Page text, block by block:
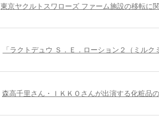
東京ヤクルトスワローズ ファーム施設の移転に
「ラクトデュウ Ｓ．Ｅ．ローション２（ミル
森高千里さん・ＩＫＫＯさんが出演する化粧品